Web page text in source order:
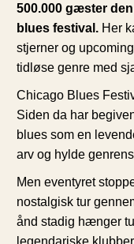
500.000 gæster
blues festival.Her
stjerner og
tidløse genre med
Chicago Blues
Siden da har
blues som en
arv og hylde
Men eventyret
nostalgisk tur
ånd stadig hænger
legendariske